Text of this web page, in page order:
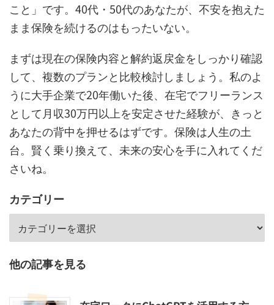
こと」です。40代・50代のあなたが、不安を抱えた
まま保険を続けるのはもったいない。
まずは現在の保険内容と解約返戻金をしっかり確認
して、複数のプランと比較検討しましょう。私のよ
うに大手企業で20年働いた後、在宅でフリーランス
として月収30万円以上を安定させた経験が、きっと
あなたの背中を押せるはずです。保険は人生の土
台。賢く乗り換えて、未来の安心を手に入れてくだ
さいね。
カテゴリー
他の記事を見る